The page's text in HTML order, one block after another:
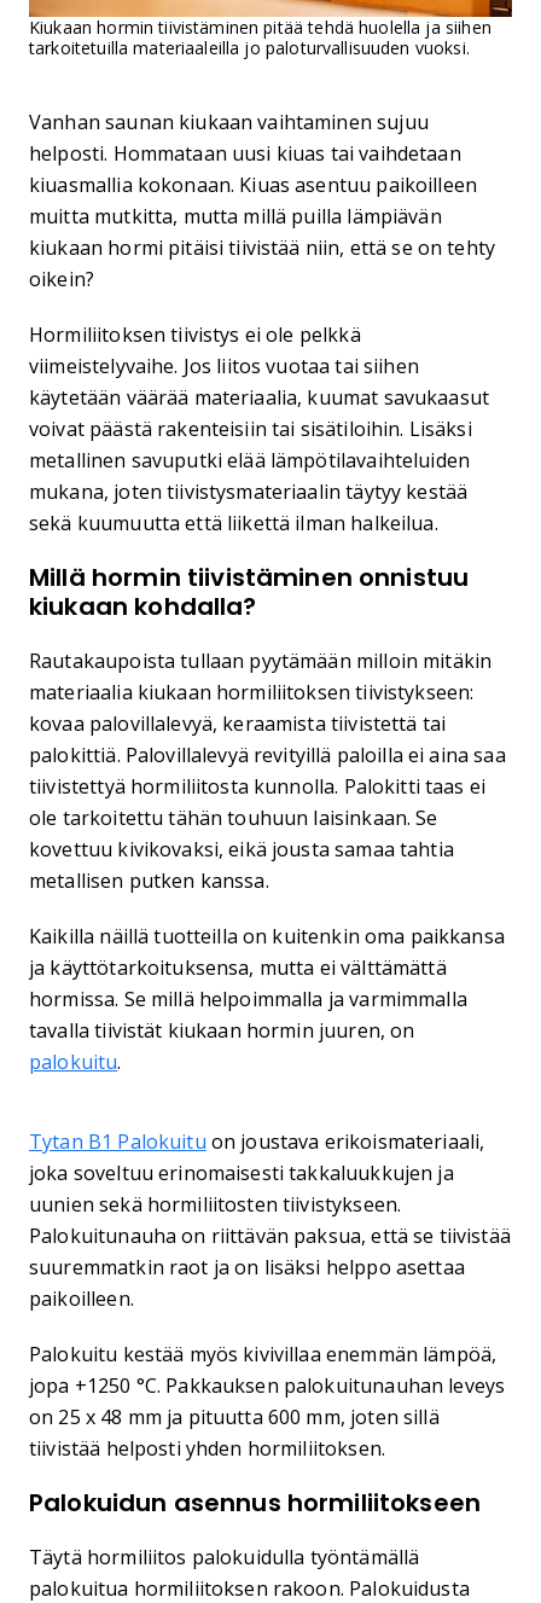
Kiukaan hormin tiivistäminen pitää tehdä huolella ja siihen
tarkoitetuilla materiaaleilla jo paloturvallisuuden vuoksi.
Vanhan saunan kiukaan vaihtaminen sujuu
helposti. Hommataan uusi kiuas tai vaihdetaan
kiuasmallia kokonaan. Kiuas asentuu paikoilleen
muitta mutkitta, mutta millä puilla lämpiävän
kiukaan hormi pitäisi tiivistää niin, että se on tehty
oikein?
Hormiliitoksen tiivistys ei ole pelkkä
viimeistelyvaihe. Jos liitos vuotaa tai siihen
käytetään väärää materiaalia, kuumat savukaasut
voivat päästä rakenteisiin tai sisätiloihin. Lisäksi
metallinen savuputki elää lämpötilavaihteluiden
mukana, joten tiivistysmateriaalin täytyy kestää
sekä kuumuutta että liikettä ilman halkeilua.
Millä hormin tiivistäminen onnistuu
kiukaan kohdalla?
Rautakaupoista tullaan pyytämään milloin mitäkin
materiaalia kiukaan hormiliitoksen tiivistykseen:
kovaa palovillalevyä, keraamista tiivistettä tai
palokittiä. Palovillalevyä revityillä paloilla ei aina saa
tiivistettyä hormiliitosta kunnolla. Palokitti taas ei
ole tarkoitettu tähän touhuun laisinkaan. Se
kovettuu kivikovaksi, eikä jousta samaa tahtia
metallisen putken kanssa.
Kaikilla näillä tuotteilla on kuitenkin oma paikkansa
ja käyttötarkoituksensa, mutta ei välttämättä
hormissa. Se millä helpoimmalla ja varmimmalla
tavalla tiivistät kiukaan hormin juuren, on
palokuitu.
Tytan B1 Palokuitu on joustava erikoismateriaali,
joka soveltuu erinomaisesti takkaluukkujen ja
uunien sekä hormiliitosten tiivistykseen.
Palokuitunauha on riittävän paksua, että se tiivistää
suuremmatkin raot ja on lisäksi helppo asettaa
paikoilleen.
Palokuitu kestää myös kivivillaa enemmän lämpöä,
jopa +1250 °C. Pakkauksen palokuitunauhan leveys
on 25 x 48 mm ja pituutta 600 mm, joten sillä
tiivistää helposti yhden hormiliitoksen.
Palokuidun asennus hormiliitokseen
Täytä hormiliitos palokuidulla työntämällä
palokuitua hormiliitoksen rakoon. Palokuidusta